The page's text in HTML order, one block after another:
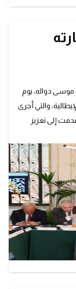
موسى دواله، يوم
والتي أجرى
إلى تعزيز